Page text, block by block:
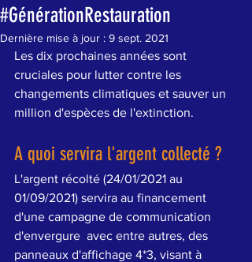
#GénérationRestauration
Dernière mise à jour : 9 sept. 2021
Les dix prochaines années sont
cruciales pour lutter contre les
changements climatiques et sauver un
million d'espèces de l'extinction.
A quoi servira l'argent collecté ?
L'argent récolté (24/01/2021 au
01/09/2021) servira au financement
d'une campagne de communication
d'envergure  avec entre autres, des
panneaux d'affichage 4*3, visant à